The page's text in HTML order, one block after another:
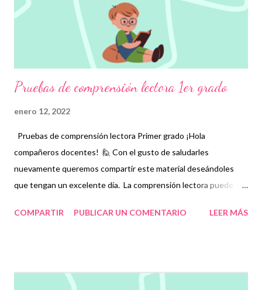
material recordando que nosotros sólo lo compartimos con fines
informativos y educativos. 👏 Visita los siguientes enlaces de
acuerdo al grado q...
Pruebas de comprensión lectora 1er grado
enero 12, 2022
Pruebas de comprensión lectora Primer grado ¡Hola
compañeros docentes! 🙋 Con el gusto de saludarles
nuevamente queremos compartir este material deseándoles
que tengan un excelente día. La comprensión lectora puede
interpretar un texto. No basta sólo con entender el significado
fluidez, también les permitirá comprender adecuadamente lo
COMPARTIR PUBLICAR UN COMENTARIO LEER MÁS